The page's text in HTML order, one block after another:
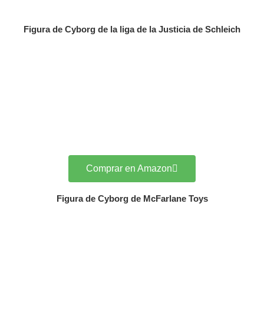
Figura de Cyborg de la liga de la Justicia de Schleich
Comprar en Amazon
Figura de Cyborg de McFarlane Toys